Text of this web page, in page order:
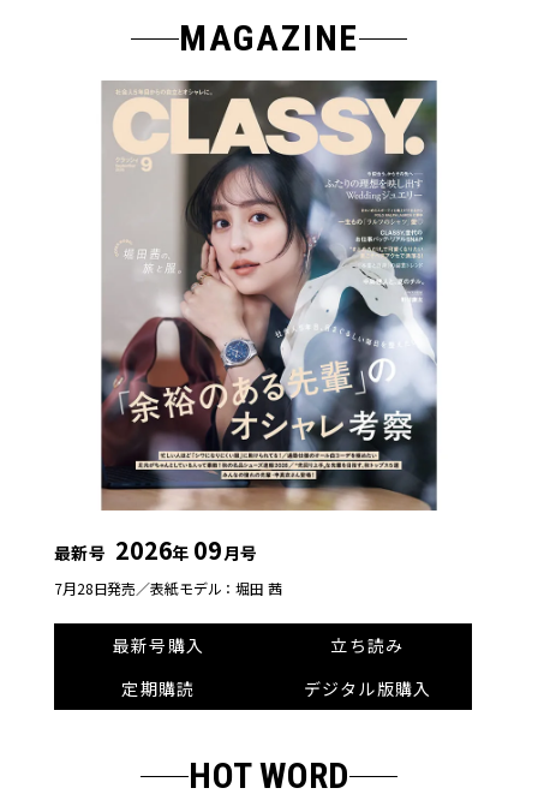
MAGAZINE
最新号 2026年 09月号
7月28日発売／表紙モデル：堀田 茜
最新号購入
立ち読み
定期購読
デジタル版購入
HOT WORD